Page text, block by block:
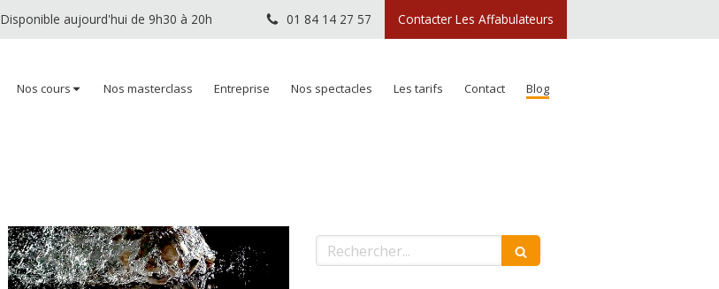
Disponible aujourd'hui de 9h30 à 20h Contacter Les Affabulateurs
01 84 14 27 57
Nos cours Nos masterclass Entreprise Nos spectacles Les tarifs Contact Blog
Rechercher